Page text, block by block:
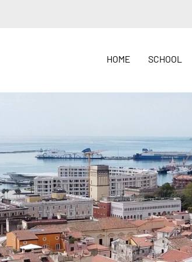
HOME SCHOOL